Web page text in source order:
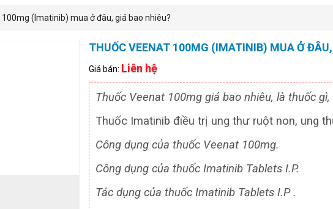
(Imatinib) mua ở đâu, giá bao nhiêu?
THUỐC VEENAT 100MG (IMATINIB) MUA Ở
Giá bán: Liên hệ
Thuốc Veenat 100mg giá bao nhiêu, là thuốc
Thuốc Imatinib điều trị ung thư ruột non, ung
Công dụng của thuốc Veenat 100mg.
Công dụng của thuốc Imatinib Tablets I.P.
Tác dụng của thuốc Imatinib Tablets I.P .